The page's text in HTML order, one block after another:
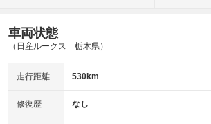
車両状態
（日産ルークス 栃木県）
走行距離 530km
修復歴 なし